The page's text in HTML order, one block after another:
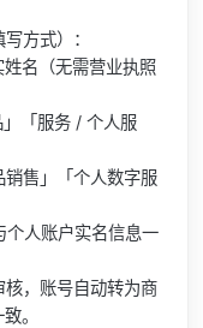
方式）：
名（无需营业执照
「服务 / 个人服
售」「个人数字服
人账户实名信息一
，账号自动转为商
。